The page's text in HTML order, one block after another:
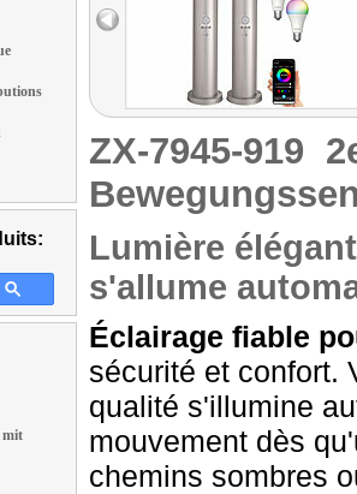
mit
ZX-7945-919
Lumière
s'allume
Éclairage fiable
sécurité et confort.
qualité s'illumine
mouvement dès
chemins sombres